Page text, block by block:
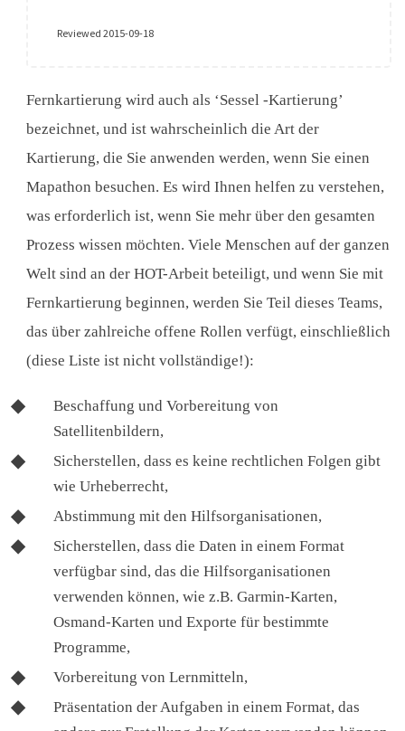
Reviewed 2015-09-18
Fernkartierung wird auch als ‘Sessel -Kartierung’
bezeichnet, und ist wahrscheinlich die Art der
Kartierung, die Sie anwenden werden, wenn Sie einen
Mapathon besuchen. Es wird Ihnen helfen zu verstehen,
was erforderlich ist, wenn Sie mehr über den gesamten
Prozess wissen möchten. Viele Menschen auf der ganzen
Welt sind an der HOT-Arbeit beteiligt, und wenn Sie mit
Fernkartierung beginnen, werden Sie Teil dieses Teams,
das über zahlreiche offene Rollen verfügt, einschließlich
(diese Liste ist nicht vollständige!):
Beschaffung und Vorbereitung von
Satellitenbildern,
Sicherstellen, dass es keine rechtlichen Folgen gibt
wie Urheberrecht,
Abstimmung mit den Hilfsorganisationen,
Sicherstellen, dass die Daten in einem Format
verfügbar sind, das die Hilfsorganisationen
verwenden können, wie z.B. Garmin-Karten,
Osmand-Karten und Exporte für bestimmte
Programme,
Vorbereitung von Lernmitteln,
Präsentation der Aufgaben in einem Format, das